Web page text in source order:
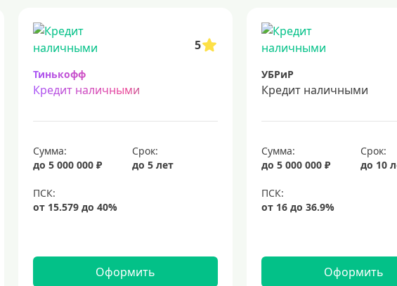
5
Тинькофф
Кредит наличными
Сумма:
до 5 000 000 ₽
Срок:
до 5 лет
Оформить
УБРиР
Кредит наличными
Сумма:
до 5 000 000 ₽
Срок:
до 10
Оформить